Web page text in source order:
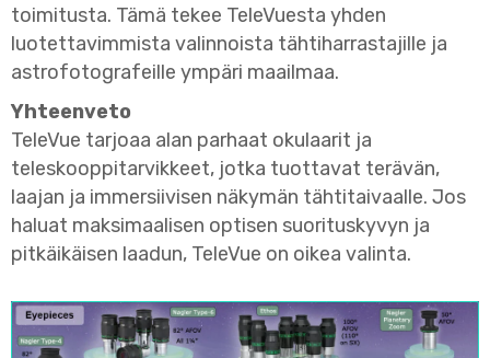
toimitusta. Tämä tekee TeleVuesta yhden
luotettavimmista valinnoista tähtiharrastajille ja
astrofotografeille ympäri maailmaa.
Yhteenveto
TeleVue tarjoaa alan parhaat okulaarit ja
teleskooppitarvikkeet, jotka tuottavat terävän,
laajan ja immersiivisen näkymän tähtitaivaalle. Jos
haluat maksimaalisen optisen suorituskyvyn ja
pitkäikäisen laadun, TeleVue on oikea valinta.